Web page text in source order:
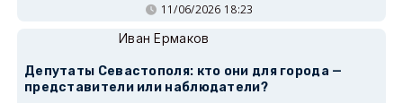
11/06/2026 18:23
Иван Ермаков
Депутаты Севастополя: кто они для города —
представители или наблюдатели?